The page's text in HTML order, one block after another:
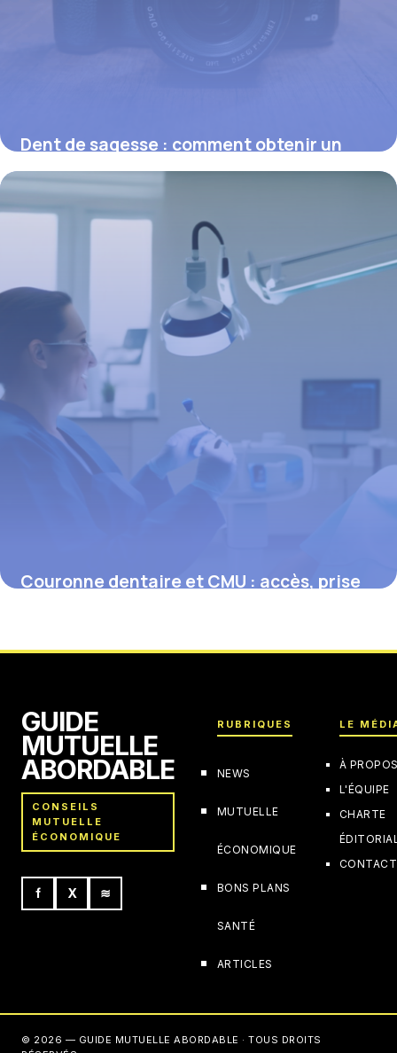
Dent de sagesse : comment obtenir un
remboursement et éviter les
complications
Couronne dentaire et CMU : accès, prise
GUIDE
MUTUELLE
ABORDABLE
CONSEILS
MUTUELLE
ÉCONOMIQUE
f X ≋
RUBRIQUES
NEWS
MUTUELLE
ÉCONOMIQUE
BONS PLANS
SANTÉ
ARTICLES
LE
À
L'ÉQUIPE
CHARTE
CONTACT
© 2026 — GUIDE MUTUELLE ABORDABLE · TOUS DROITS